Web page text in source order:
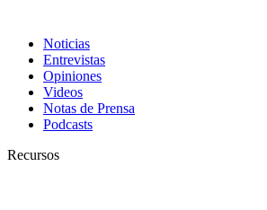
Noticias
Entrevistas
Opiniones
Videos
Notas de Prensa
Podcasts
Recursos